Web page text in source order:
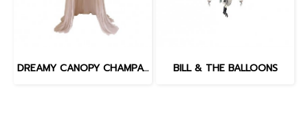
DREAMY CANOPY CHAMPAGNE SILVER BILL & THE BALLOONS